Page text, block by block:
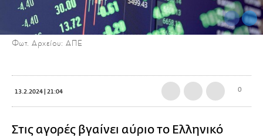
Φωτ. Αρχείου: ΑΠΕ
13.2.2024 | 21:04 0
Στις αγορές βγαίνει αύριο το Ελληνικό